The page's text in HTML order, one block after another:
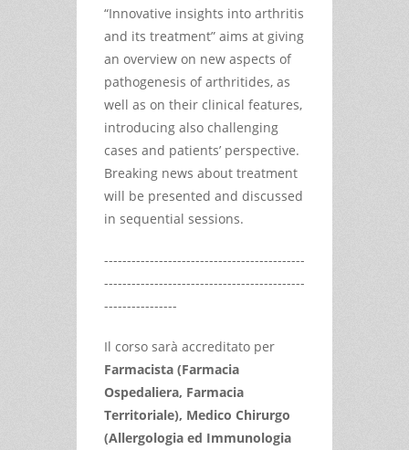
“Innovative insights into arthritis
and its treatment” aims at giving
an overview on new aspects of
pathogenesis of arthritides, as
well as on their clinical features,
introducing also challenging
cases and patients’ perspective.
Breaking news about treatment
will be presented and discussed
in sequential sessions.
--------------------------------------------
--------------------------------------------
----------------
Il corso sarà accreditato per
Farmacista (Farmacia
Ospedaliera, Farmacia
Territoriale), Medico Chirurgo
(Allergologia ed Immunologia